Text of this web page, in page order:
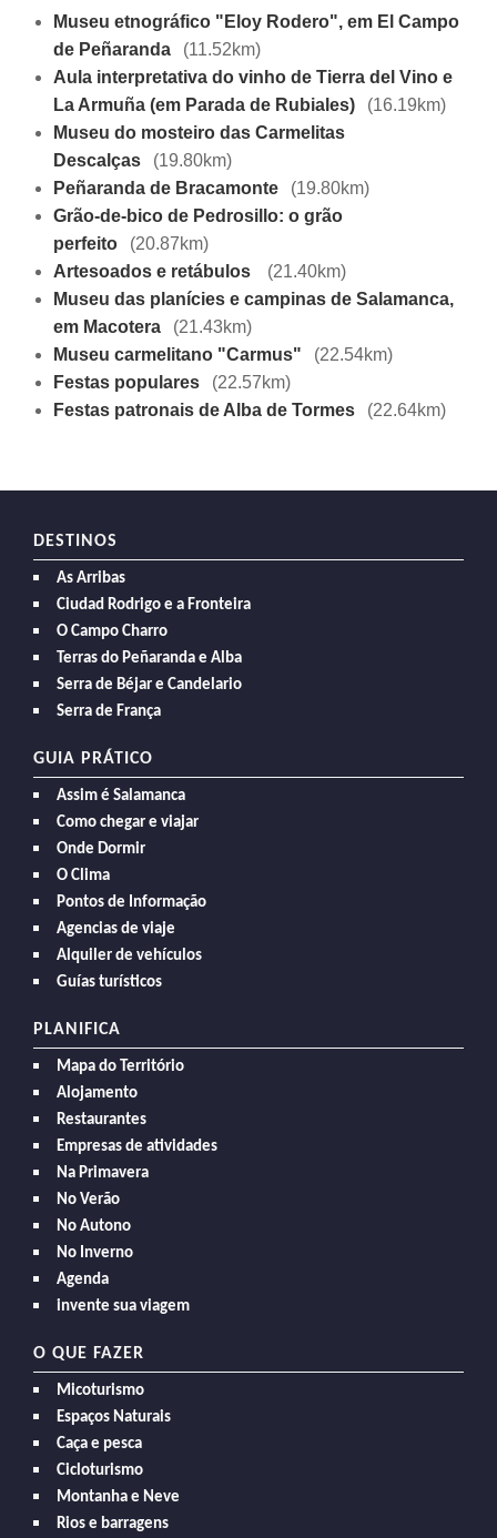
Museu etnográfico "Eloy Rodero", em El Campo
de Peñaranda
(11.52km)
Aula interpretativa do vinho de Tierra del Vino e
La Armuña (em Parada de Rubiales)
(16.19km)
Museu do mosteiro das Carmelitas
Descalças
(19.80km)
Peñaranda de Bracamonte
(19.80km)
Grão-de-bico de Pedrosillo: o grão
perfeito
(20.87km)
Artesoados e retábulos
(21.40km)
Museu das planícies e campinas de Salamanca,
em Macotera
(21.43km)
Museu carmelitano "Carmus"
(22.54km)
Festas populares
(22.57km)
Festas patronais de Alba de Tormes
(22.64km)
DESTINOS
As Arribas
Ciudad Rodrigo e a Fronteira
O Campo Charro
Terras do Peñaranda e Alba
Serra de Béjar e Candelario
Serra de França
GUIA PRÁTICO
Assim é Salamanca
Como chegar e viajar
Onde Dormir
O Clima
Pontos de Informação
Agencias de viaje
Alquiler de vehículos
Guías turísticos
PLANIFICA
Mapa do Território
Alojamento
Restaurantes
Empresas de atividades
Na Primavera
No Verão
No Autono
No Inverno
Agenda
invente sua viagem
O QUE FAZER
Micoturismo
Espaços Naturais
Caça e pesca
Cicloturismo
Montanha e Neve
Rios e barragens